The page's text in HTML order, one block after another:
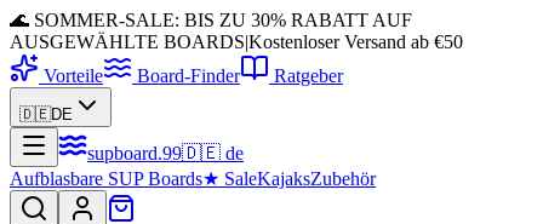
🌊 SOMMER-SALE: BIS ZU 30% RABATT AUF
AUSGEWÄHLTE BOARDS|Kostenloser Versand ab €50
Vorteile
Board-Finder Ratgeber
🇩🇪DE
supboard.99🇩🇪 de
Aufblasbare SUP Boards★ SaleKajaksZubehör